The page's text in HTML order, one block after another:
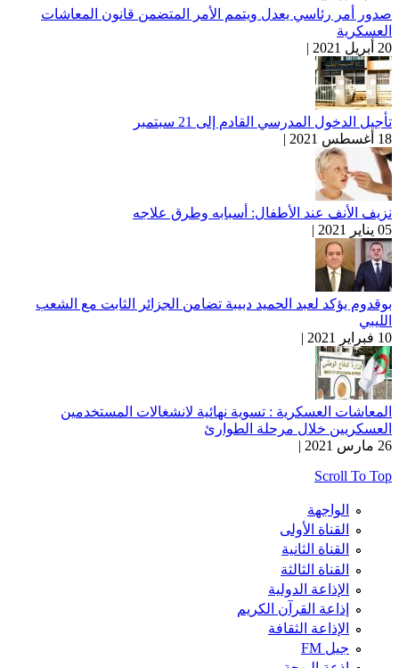
صدور أمر رئاسي يعدل ويتمم الأمر المتضمن قانون المعاشات
العسكرية
20 أبريل 2021 |
تأجيل الدخول المدرسي القادم إلى 21 سبتمبر
18 أغسطس 2021 |
نزيف الأنف عند الأطفال: أسبابه وطرق علاجه
05 يناير 2021 |
بوقدوم يؤكد لعبد الحميد دبيبة تضامن الجزائر الثابت مع الشعب
الليبي
10 فبراير 2021 |
المعاشات العسكرية : تسوية نهائية لانشغالات المستخدمين
العسكريين خلال مرحلة الطوارئ
26 مارس 2021 |
Scroll To Top
الواجهة
القناة الأولى
القناة الثانية
القناة الثالثة
الإذاعة الدولية
إذاعة القرآن الكريم
الإذاعة الثقافة
جيل FM